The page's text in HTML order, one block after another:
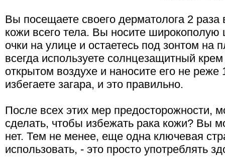
Вы посещаете своего дерматолога 2 раза
кожи всего тела. Вы носите
очки на улице и остаетесь под зонтом на
всегда используете солнцезащитный
открытом воздухе и наносите его не
избегаете загара, и это правильно.
После всех этих мер предосторожности,
сделать, чтобы избежать рака кожи? Вы
нет. Тем не менее, еще одна ключевая
использовать, - это просто употреблять